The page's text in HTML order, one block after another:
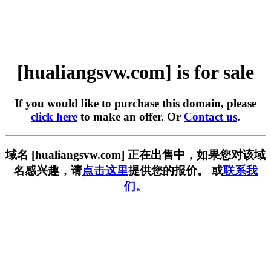
[hualiangsvw.com] is for sale
If you would like to purchase this domain, please
click here to make an offer. Or Contact us.
域名 [hualiangsvw.com] 正在出售中，如果您对该域
名感兴趣，请点击这里提供您的报价。 或联系我
们。